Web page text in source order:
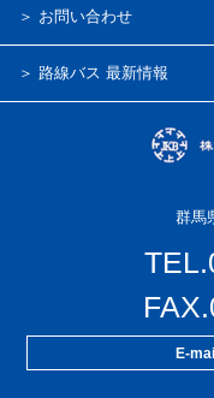
＞ お問い合わせ
＞ 路線バス 最新情報
群馬
E-